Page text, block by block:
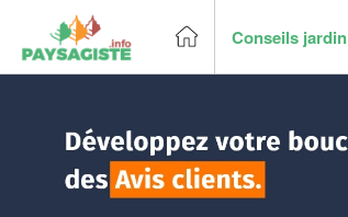
Conseils jardin